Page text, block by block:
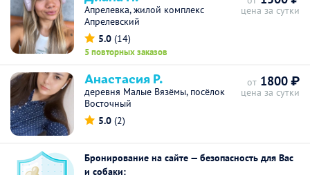
Апрелевка, жилой комплекс
Апрелевский
5.0 (14)
5 повторных заказов
цена за сутки
Анастасия Р.
деревня Малые Вязёмы, посёлок
Восточный
5.0 (2)
от 1800 ₽
цена за сутки
Бронирование на сайте — безопасность для Вас
и собаки: